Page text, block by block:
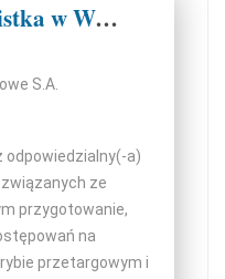
Specjalista / Specjalistka w Wydziale Sprzedaży
S.A.
odpowiedzialny(-a)
ze
przygotowanie,
na
przetargowym i